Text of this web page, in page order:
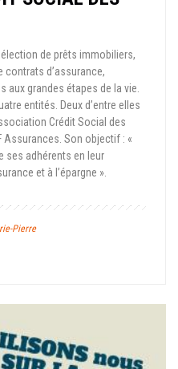
de prêts immobiliers,
d’assurance,
aux grandes étapes de la vie.
entités. Deux d’entre elles
Crédit Social des
Assurances. Son objectif : «
ses adhérents en leur
et à l’épargne ».
Pierre